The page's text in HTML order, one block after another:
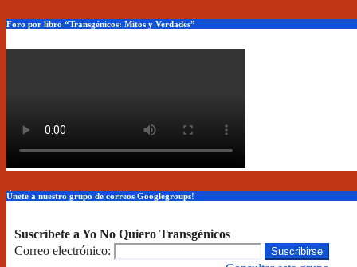
Foro por libro “Transgénicos: Mitos y Verdades”
Únete a nuestro grupo de correos Googlegroups!
Suscríbete a Yo No Quiero Transgénicos
Correo electrónico: